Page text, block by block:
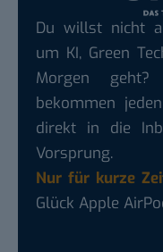
Du willst nicht
um KI, Green
Morgen
bekommen
direkt in die
Vorsprung.
Nur für kurze
Glück Apple